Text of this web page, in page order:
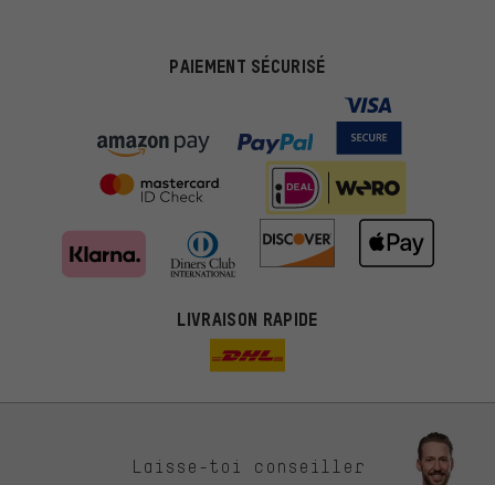
PAIEMENT SÉCURISÉ
LIVRAISON RAPIDE
Laisse-toi conseiller
Des offres plus adaptées